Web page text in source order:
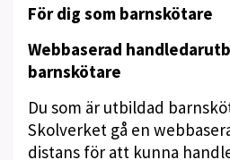
För dig som barnskötare
Webbaserad
barnskötare
Du som är utbildad
Skolverket gå en
distans för att kunna